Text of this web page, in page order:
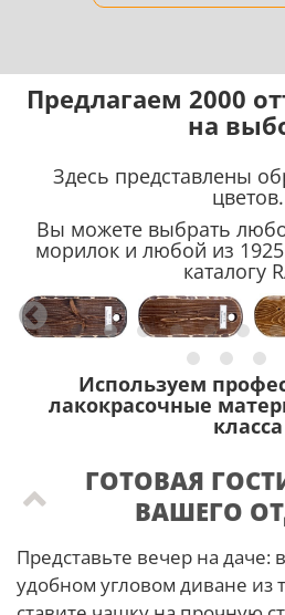
Предлагаем 2000
на
Здесь представлены
цветов.
Вы можете выбрать
морилок и любой из
каталогу
Используем
лакокрасочные
класса
ГОТОВАЯ
ВАШЕГО
Представьте вечер на даче:
удобном угловом диване из